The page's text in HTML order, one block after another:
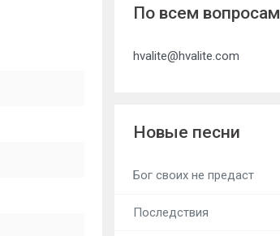
По всем вопросам
hvalite@hvalite.com
Новые песни
Бог своих не предаст
Последствия